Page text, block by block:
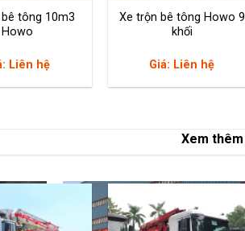
tông 10m3
Howo
Liên hệ
Xe trộn bê tông Howo 9
khối
Giá: Liên hệ
Xem thêm